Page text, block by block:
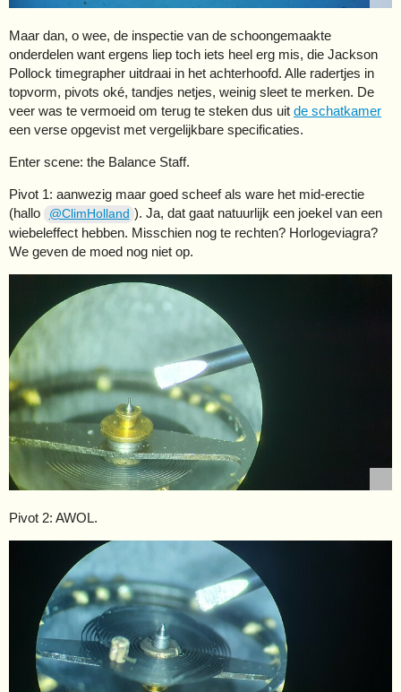
Maar dan, o wee, de inspectie van de schoongemaakte
onderdelen want ergens liep toch iets heel erg mis, die Jackson
Pollock timegrapher uitdraai in het achterhoofd. Alle radertjes in
topvorm, pivots oké, tandjes netjes, weinig sleet te merken. De
veer was te vermoeid om terug te steken dus uit de schatkamer
een verse opgevist met vergelijkbare specificaties.
Enter scene: the Balance Staff.
Pivot 1: aanwezig maar goed scheef als ware het mid-erectie
(hallo
@ClimHolland ). Ja, dat gaat natuurlijk een joekel van een
wiebeleffect hebben. Misschien nog te rechten? Horlogeviagra?
We geven de moed nog niet op.
Pivot 2: AWOL.